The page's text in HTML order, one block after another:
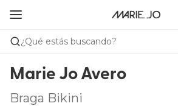
¿Qué estás buscando?
Marie Jo Avero
Braga Bikini